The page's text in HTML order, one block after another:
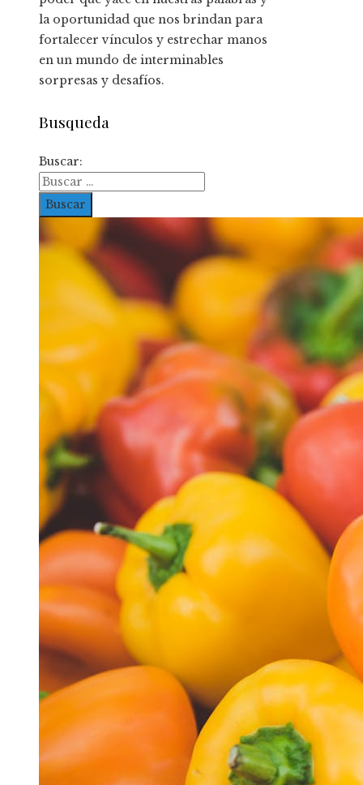
la oportunidad que nos brindan para
fortalecer vínculos y estrechar manos
en un mundo de interminables
sorpresas y desafíos.
Busqueda
Buscar: